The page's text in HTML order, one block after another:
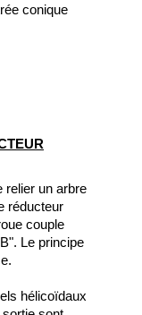
conique
relier un arbre
réducteur
couple
Le principe
hélicoïdaux